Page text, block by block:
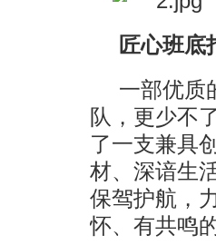
匠心班底
一部优质
队，更少不
了一支兼具
材、深谙生
保驾护航，
怀、有共鸣